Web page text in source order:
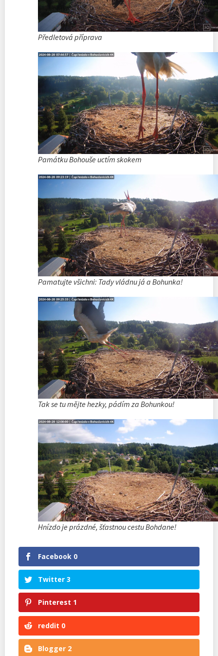
Předletová příprava
Památku Bohouše uctím skokem
Pamatujte všichni: Tady vládnu já a Bohunka!
Tak se tu mějte hezky, pádím za Bohunkou!
Hnízdo je prázdné, šťastnou cestu Bohdane!
Facebook 0
Twitter 3
Pinterest 1
reddit 0
Blogger 2